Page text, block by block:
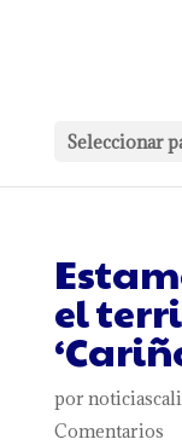
Seleccionar
el
por
Comentarios